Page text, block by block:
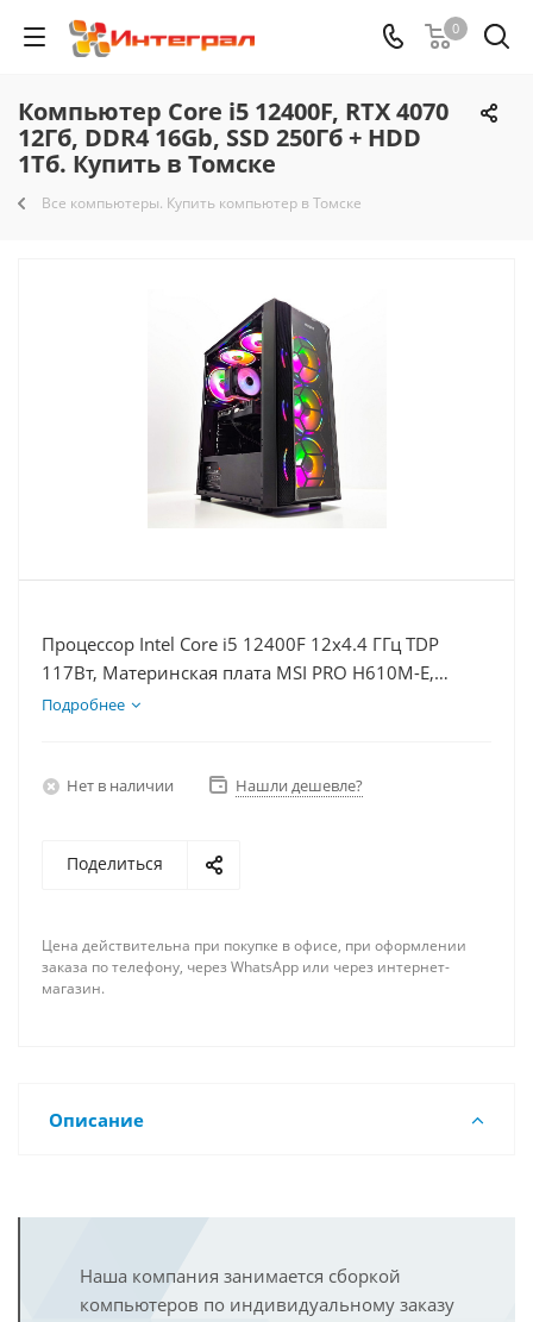
0
Компьютер Core i5 12400F, RTX 4070
12Гб, DDR4 16Gb, SSD 250Гб + HDD
1Тб. Купить в Томске
Все компьютеры. Купить компьютер в Томске
Процессор Intel Core i5 12400F 12x4.4 ГГц TDP
117Вт, Материнская плата MSI PRO H610M-E,
Видеокарта RTX 4070 12Гб, Память DDR4 16Gb,
Подробнее
Нет в наличии Нашли дешевле?
Поделиться
Цена действительна при покупке в офисе, при оформлении
заказа по телефону, через WhatsApp или через интернет-
магазин.
Описание
Наша компания занимается сборкой
компьютеров по индивидуальному заказу